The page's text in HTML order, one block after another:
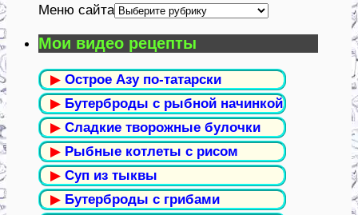
Меню сайта
Мои видео рецепты
▶ Острое Азу по-татарски
▶ Бутерброды с рыбной начинкой
▶ Сладкие творожные булочки
▶ Рыбные котлеты с рисом
▶ Суп из тыквы
▶ Бутерброды с грибами